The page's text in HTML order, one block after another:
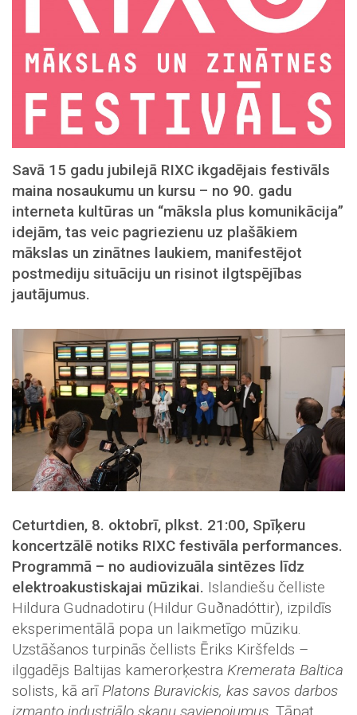
Savā 15 gadu jubilejā RIXC ikgadējais festivāls
maina nosaukumu un kursu – no 90. gadu
interneta kultūras un “māksla plus komunikācija”
idejām, tas veic pagriezienu uz plašākiem
mākslas un zinātnes laukiem, manifestējot
postmediju situāciju un risinot ilgtspējības
jautājumus.
Ceturtdien, 8. oktobrī, plkst. 21:00, Spīķeru
koncertzālē notiks RIXC festivāla performances.
Programmā – no audiovizuāla sintēzes līdz
elektroakustiskajai mūzikai. Islandiešu čelliste
Hildura Gudnadotiru (Hildur Guðnadóttir), izpildīs
eksperimentālā popa un laikmetīgo mūziku.
Uzstāšanos turpinās čellists Ēriks Kiršfelds –
ilggadējs Baltijas kamerorķestra Kremerata Baltica
solists, kā arīPlatons Buravickis, kas savos darbos